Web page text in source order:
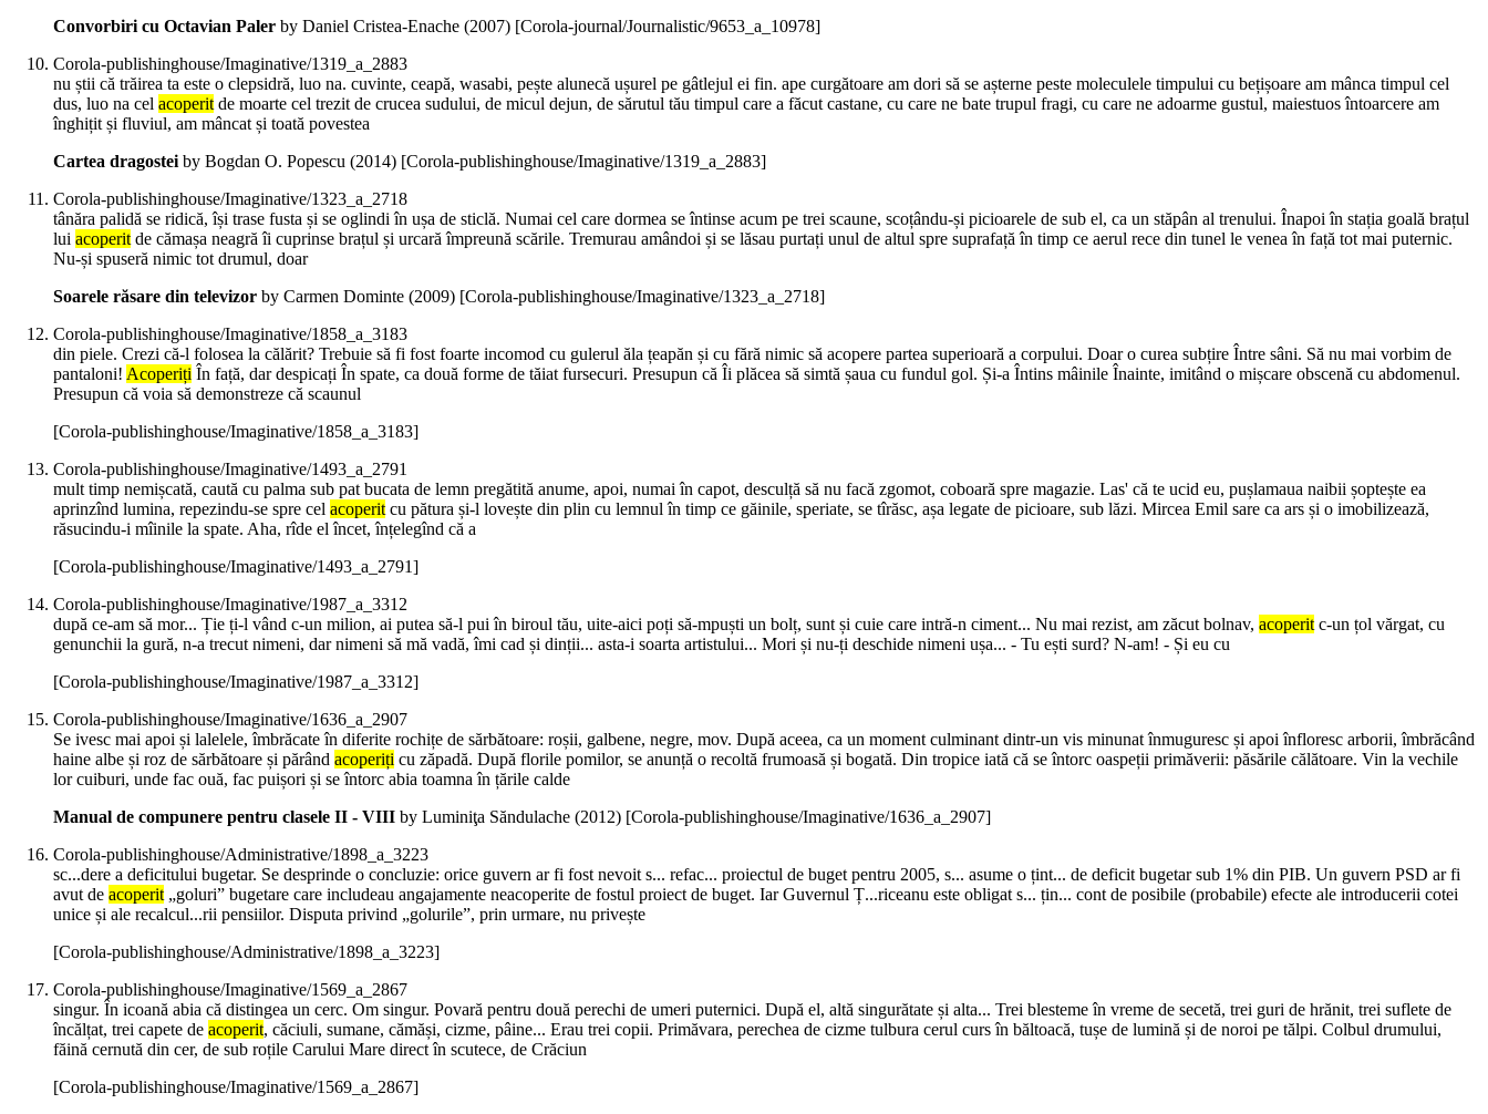
Convorbiri cu Octavian Paler by Daniel Cristea-Enache (2007) [Corola-journal/Journalistic/9653_a_10978]
Corola-publishinghouse/Imaginative/1319_a_2883
nu știi că trăirea ta este o clepsidră, luo na. cuvinte, ceapă, wasabi, pește alunecă ușurel pe gâtlejul ei fin. ape curgătoare am dori să se așterne peste moleculele timpului cu bețișoare am mânca timpul cel
dus, luo na cel acoperitde moarte cel trezit de crucea sudului, de micul dejun, de sărutul tău timpul care a făcut castane, cu care ne bate trupul fragi, cu care ne adoarme gustul, maiestuos întoarcere am
înghițit și fluviul, am mâncat și toată povestea
Cartea dragosteiby Bogdan O. Popescu (2014) [Corola-publishinghouse/Imaginative/1319_a_2883]
Corola-publishinghouse/Imaginative/1323_a_2718
tânăra palidă se ridică, își trase fusta și se oglindi în ușa de sticlă. Numai cel care dormea se întinse acum pe trei scaune, scoțându-și picioarele de sub el, ca un stăpân al trenului. Înapoi în stația goală brațul
lui acoperitde cămașa neagră îi cuprinse brațul și urcară împreună scările. Tremurau amândoi și se lăsau purtați unul de altul spre suprafață în timp ce aerul rece din tunel le venea în față tot mai puternic.
Nu-și spuseră nimic tot drumul, doar
Soarele răsare din televizor by Carmen Dominte (2009) [Corola-publishinghouse/Imaginative/1323_a_2718]
Corola-publishinghouse/Imaginative/1858_a_3183
din piele. Crezi că-l folosea la călărit? Trebuie să fi fost foarte incomod cu gulerul ăla țeapăn și cu fără nimic să acopere partea superioară a corpului. Doar o curea subțire Între sâni. Să nu mai vorbim de
pantaloni! Acoperiți În față, dar despicați În spate, ca două forme de tăiat fursecuri. Presupun că Îi plăcea să simtă șaua cu fundul gol. Și-a Întins mâinile Înainte, imitând o mișcare obscenă cu abdomenul.
Presupun că voia să demonstreze că scaunul
[Corola-publishinghouse/Imaginative/1858_a_3183]
Corola-publishinghouse/Imaginative/1493_a_2791
mult timp nemișcată, caută cu palma sub pat bucata de lemn pregătită anume, apoi, numai în capot, desculță să nu facă zgomot, coboară spre magazie. Las' că te ucid eu, pușlamaua naibii șoptește ea
aprinzînd lumina, repezindu-se spre cel acoperitcu pătura și-l lovește din plin cu lemnul în timp ce găinile, speriate, se tîrăsc, așa legate de picioare, sub lăzi. Mircea Emil sare ca ars și o imobilizează,
răsucindu-i mîinile la spate. Aha, rîde el încet, înțelegînd că a
[Corola-publishinghouse/Imaginative/1493_a_2791]
Corola-publishinghouse/Imaginative/1987_a_3312
după ce-am să mor... Ție ți-l vând c-un milion, ai putea să-l pui în biroul tău, uite-aici poți să-mpuști un bolț, sunt și cuie care intră-n ciment... Nu mai rezist, am zăcut bolnav, acoperitc-un țol vărgat, cu
genunchii la gură, n-a trecut nimeni, dar nimeni să mă vadă, îmi cad și dinții... asta-i soarta artistului... Mori și nu-ți deschide nimeni ușa... - Tu ești surd? N-am! - Și eu cu
[Corola-publishinghouse/Imaginative/1987_a_3312]
Corola-publishinghouse/Imaginative/1636_a_2907
Se ivesc mai apoi și lalelele, îmbrăcate în diferite rochițe de sărbătoare: roșii, galbene, negre, mov. După aceea, ca un moment culminant dintr-un vis minunat înmuguresc și apoi înfloresc arborii, îmbrăcând
haine albe și roz de sărbătoare și părând acoperiți cu zăpadă. După florile pomilor, se anunță o recoltă frumoasă și bogată. Din tropice iată că se întorc oaspeții primăverii: păsările călătoare. Vin la vechile
lor cuiburi, unde fac ouă, fac puișori și se întorc abia toamna în țările calde
Manual de compunere pentru clasele II - VIII by Luminiţa Săndulache (2012) [Corola-publishinghouse/Imaginative/1636_a_2907]
Corola-publishinghouse/Administrative/1898_a_3223
sc...dere a deficitului bugetar. Se desprinde o concluzie: orice guvern ar fi fost nevoit s... refac... proiectul de buget pentru 2005, s... asume o țint... de deficit bugetar sub 1% din PIB. Un guvern PSD ar fi
avut de acoperit„goluri” bugetare care includeau angajamente neacoperite de fostul proiect de buget. Iar Guvernul Ț...riceanu este obligat s... țin... cont de posibile (probabile) efecte ale introducerii cotei
unice și ale recalcul...rii pensiilor. Disputa privind „golurile”, prin urmare, nu privește
[Corola-publishinghouse/Administrative/1898_a_3223]
Corola-publishinghouse/Imaginative/1569_a_2867
singur. În icoană abia că distingea un cerc. Om singur. Povară pentru două perechi de umeri puternici. După el, altă singurătate și alta... Trei blesteme în vreme de secetă, trei guri de hrănit, trei suflete de
încălțat, trei capete de acoperit, căciuli, sumane, cămăși, cizme, pâine... Erau trei copii. Primăvara, perechea de cizme tulbura cerul curs în băltoacă, tușe de lumină și de noroi pe tălpi. Colbul drumului,
făină cernută din cer, de sub roțile Carului Mare direct în scutece, de Crăciun
[Corola-publishinghouse/Imaginative/1569_a_2867]